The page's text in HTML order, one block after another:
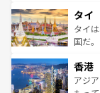
リテ
覧を
急速
ーチ
醸し
とつ
ひ現
タイ
タイ
国だ
の活
帯で
香港
アジ